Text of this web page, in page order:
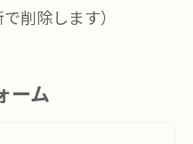
削除します）
ーム